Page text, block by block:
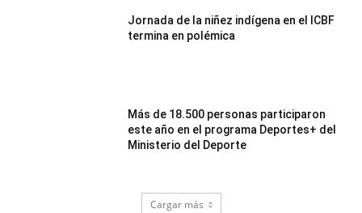
Jornada de la niñez indígena en el ICBF
termina en polémica
Más de 18.500 personas participaron
este año en el programa Deportes+ del
Ministerio del Deporte
Cargar más